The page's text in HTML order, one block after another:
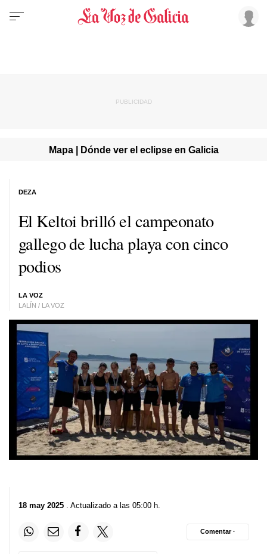
Mapa | Dónde ver el eclipse en Galicia
El Keltoi brilló el campeonato
gallego de lucha playa con cinco
podios
LA VOZ
LALÍN / LA VOZ
DEZA
18 may 2025 . Actualizado a las 05:00 h.
Comentar ·